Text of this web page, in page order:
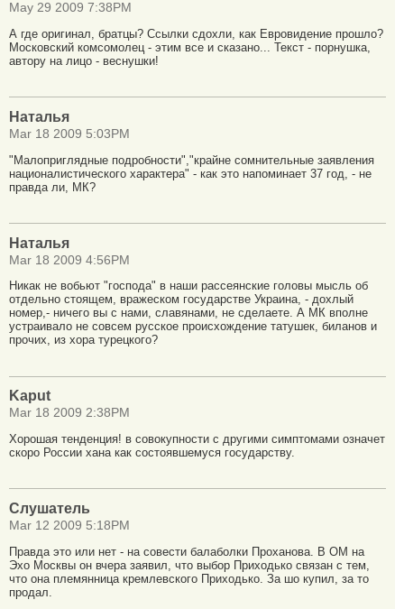
May 29 2009 7:38PM
А где оригинал, братцы? Ссылки сдохли, как Евровидение прошло?
Московский комсомолец - этим все и сказано... Текст - порнушка,
автору на лицо - веснушки!
Наталья
Mar 18 2009 5:03PM
"Малоприглядные подробности","крайне сомнительные заявления
националистического характера" - как это напоминает 37 год, - не
правда ли, МК?
Наталья
Mar 18 2009 4:56PM
Никак не вобьют "господа" в наши рассеянские головы мысль об
отдельно стоящем, вражеском государстве Украина, - дохлый
номер,- ничего вы с нами, славянами, не сделаете. А МК вполне
устраивало не совсем русское происхождение татушек, биланов и
прочих, из хора турецкого?
Kaput
Mar 18 2009 2:38PM
Хорошая тенденция! в совокупности с другими симптомами означет
скоро России хана как состоявшемуся государству.
Слушатель
Mar 12 2009 5:18PM
Правда это или нет - на совести балаболки Проханова. В ОМ на
Эхо Москвы он вчера заявил, что выбор Приходько связан с тем,
что она племянница кремлевского Приходько. За шо купил, за то
продал.